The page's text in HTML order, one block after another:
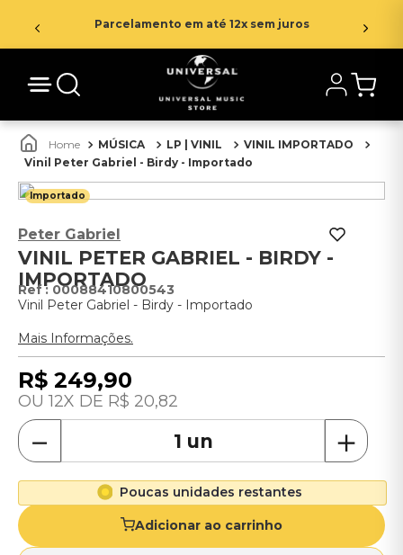
Parcelamento em até 12x sem juros
MÚSICA LP | VINIL
VINIL IMPORTADO
Vinil Peter Gabriel - Birdy - Importado
Importado
Peter Gabriel
VINIL PETER GABRIEL - BIRDY -
IMPORTADO
: 00088410800543
Vinil Peter Gabriel - Birdy - Importado
Mais Informações.
R$ 249,90
12 R$ 20,82
＋
－
Poucas unidades restantes
Adicionar ao carrinho